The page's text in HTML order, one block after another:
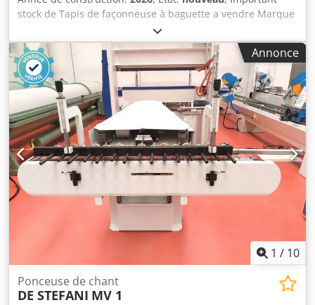
stock de Tapis de façonneuse à baguette a vendre Marque
disponible : - MAJOR - BONGARD - MERAND
TENOR/TREGOR - BERTRAND EURO2000 - BERTRAND
EUROMAP - JAC Crodpfx Ahszqt Tcj Tef - PANIRECORD F73 -
PANIRECORD F60/F57 - SINMAG - PAVAILLER - STAFF Prix à
l'unité et en gros Vendu en kit complet pour une
façonneuse composé du : - Tapis avant - Tapis arrière - Le
sous-tapis lourd - Tapis de réception
Annonce
1 / 10
Ponceuse de chant
DE STEFANI MV 1